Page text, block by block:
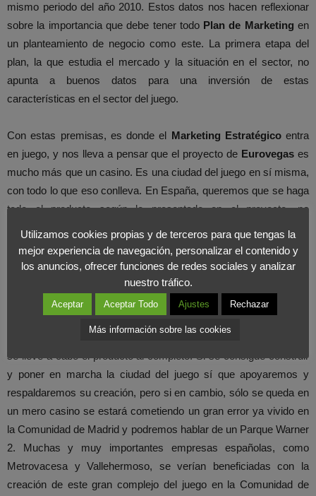
mismo periodo del año 2010. Estos datos nos hacen reflexionar
sobre la importancia que debe tener todo Plan de Marketing en
un planteamiento de negocio como este. La primera etapa del
plan, la que estudia el mercado y la situación en el sector, no
apunta a buenos datos para una inversión de estas
características en el sector del juego.
Con estas premisas, es donde el Marketing Estratégicoentra
en juego, y nos lleva a pensar que el proyecto de Eurovegas es
mucho más que un casino. Es una ciudad del juego en sí misma,
con todo lo que eso conlleva. En España, queremos que se haga
todo el producto según lo presentado en el proyecto, no
del Parque Warner de Madrid. Todo el complejo de grandes
hoteles, parque temático e infraestructuras de transporte, han
quedado en un simple parque de atracciones, que no cumple con
las expectativas creadas.
se lleve a cabo el producto al completo. Si se consigue construir
y poner en marcha la ciudad del juego sí que apoyaremos y
respaldaremos su creación, pero si en cambio, sólo se queda en
un mero casino se estará cometiendo un gran error ya vivido en
la Comunidad de Madrid y podremos hablar de un Parque Warner
2. Muchas y muy importantes empresas españolas, como
Metrovacesa y Vallehermoso, se verían beneficiadas con la
creación de este gran complejo del juego en la Comunidad de
Utilizamos cookies propias y de terceros para que tengas la
mejor experiencia de navegación, personalizar el contenido y
los anuncios, ofrecer funciones de redes sociales y analizar
nuestro tráfico.
Aceptar Aceptar Todo Ajustes Rechazar
Más información sobre las cookies